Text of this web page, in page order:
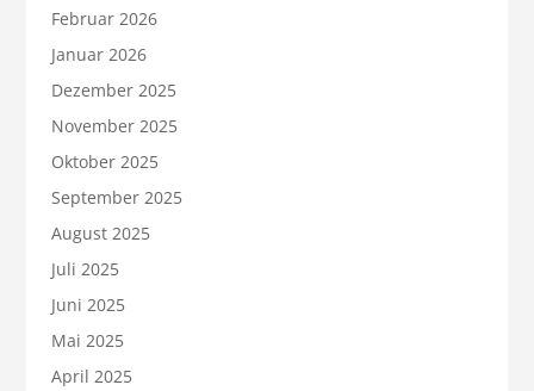
Februar 2026
Januar 2026
Dezember 2025
November 2025
Oktober 2025
September 2025
August 2025
Juli 2025
Juni 2025
Mai 2025
April 2025